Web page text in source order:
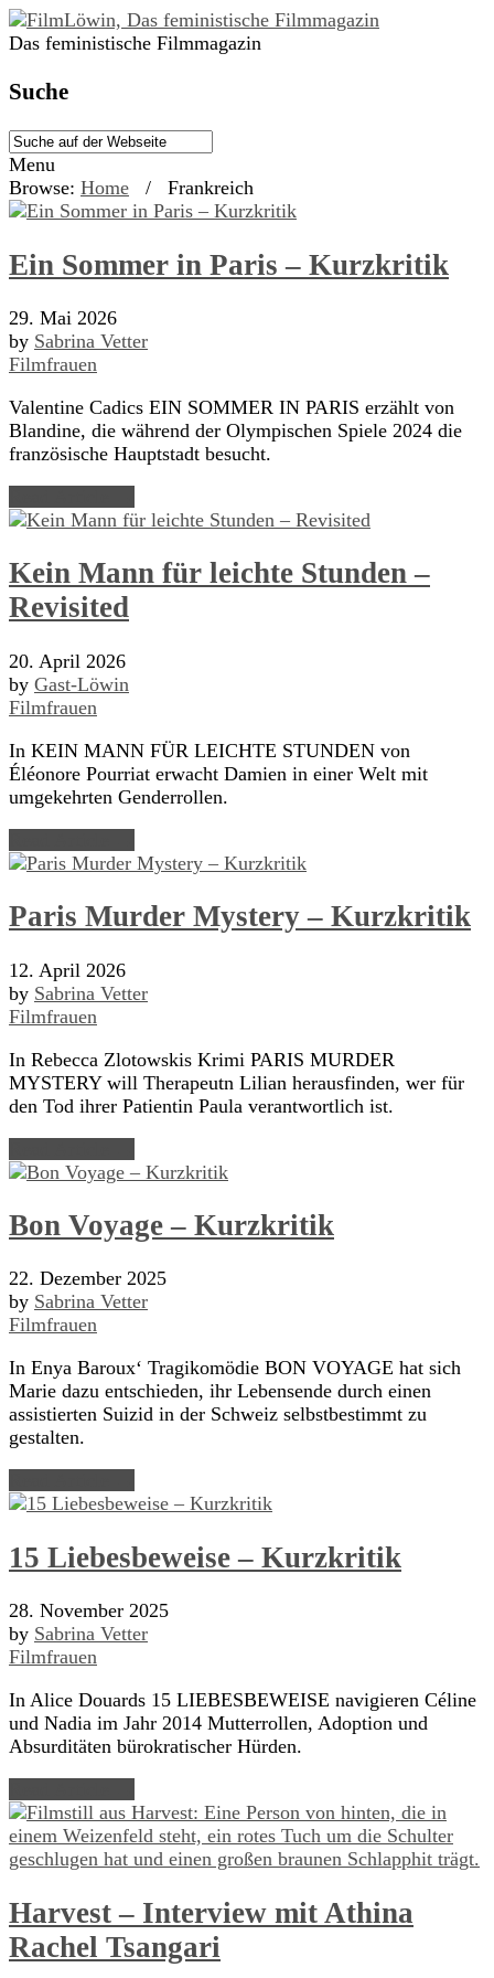
Das feministische Filmmagazin
Suche
Menu
Browse: Home / Frankreich
Ein Sommer in Paris – Kurzkritik
29. Mai 2026
by Sabrina Vetter
Filmfrauen
Valentine Cadics EIN SOMMER IN PARIS erzählt von
Blandine, die während der Olympischen Spiele 2024 die
französische Hauptstadt besucht.
Kein Mann für leichte Stunden –
Revisited
20. April 2026
by Gast-Löwin
Filmfrauen
In KEIN MANN FÜR LEICHTE STUNDEN von
Éléonore Pourriat erwacht Damien in einer Welt mit
umgekehrten Genderrollen.
Paris Murder Mystery – Kurzkritik
12. April 2026
by Sabrina Vetter
Filmfrauen
In Rebecca Zlotowskis Krimi PARIS MURDER
MYSTERY will Therapeutn Lilian herausfinden, wer für
den Tod ihrer Patientin Paula verantwortlich ist.
Bon Voyage – Kurzkritik
22. Dezember 2025
by Sabrina Vetter
Filmfrauen
In Enya Baroux‘ Tragikomödie BON VOYAGE hat sich
Marie dazu entschieden, ihr Lebensende durch einen
assistierten Suizid in der Schweiz selbstbestimmt zu
gestalten.
15 Liebesbeweise – Kurzkritik
28. November 2025
by Sabrina Vetter
Filmfrauen
In Alice Douards 15 LIEBESBEWEISE navigieren Céline
und Nadia im Jahr 2014 Mutterrollen, Adoption und
Absurditäten bürokratischer Hürden.
Harvest – Interview mit Athina
Rachel Tsangari